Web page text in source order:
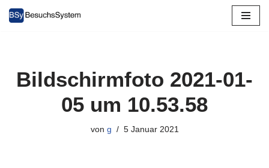
Bildschirmfoto 2021-01-
05 um 10.53.58
von g 5 Januar 2021